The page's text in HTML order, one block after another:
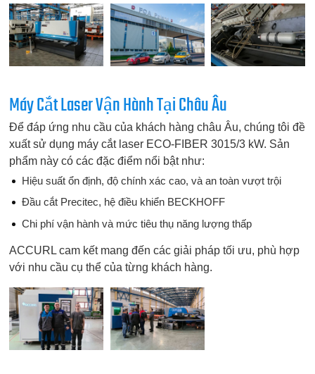
Máy Cắt Laser Vận Hành Tại Châu Âu
Để đáp ứng nhu cầu của khách hàng châu Âu, chúng tôi đề
xuất sử dụng máy cắt laser ECO-FIBER 3015/3 kW. Sản
phẩm này có các đặc điểm nổi bật như:
Hiệu suất ổn định, độ chính xác cao, và an toàn vượt trội
Đầu cắt Precitec, hệ điều khiển BECKHOFF
Chi phí vận hành và mức tiêu thụ năng lượng thấp
ACCURL cam kết mang đến các giải pháp tối ưu, phù hợp
với nhu cầu cụ thể của từng khách hàng.